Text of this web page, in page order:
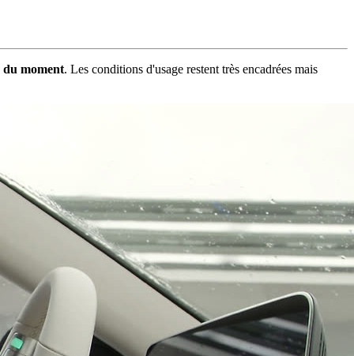
du moment. Les conditions d'usage restent très encadrées mais